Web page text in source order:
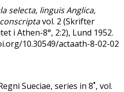
selecta, linguis Anglica,
vol. 2 (Skrifter
i Athen-8°, 2:2), Lund 1952.
10.30549/actaath-8-02-02
Sueciae, series in 8˚, vol.